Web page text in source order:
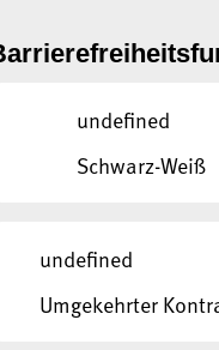
-
undefined
Schwarz-Weiß
undefined
Umgekehrter